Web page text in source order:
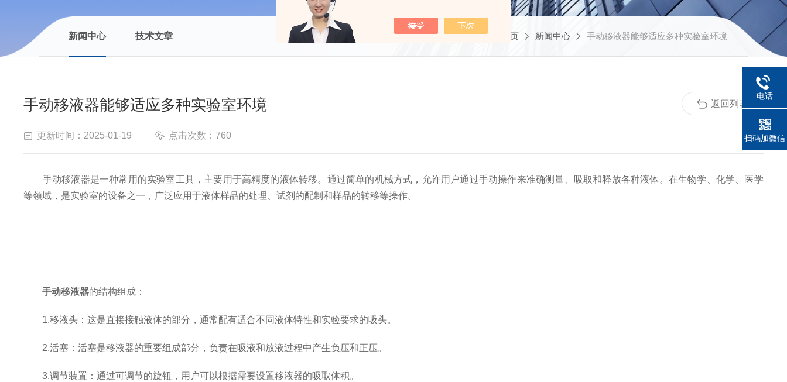
新闻中心 技术文章 当前位置： 首页 新闻中心 手动移液器能够适应多种实验室环境
手动移液器能够适应多种实验室环境
更新时间：2025-01-19 点击次数：760
手动移液器是一种常用的实验室工具，主要用于高精度的液体转移。通过简单的机械方式，允许用户通过手动操作来准确测量、吸取和释放各种液体。在生物学、化学、医学
等领域，是实验室的设备之一，广泛应用于液体样品的处理、试剂的配制和样品的转移等操作。
手动移液器的结构组成：
1.移液头：这是直接接触液体的部分，通常配有适合不同液体特性和实验要求的吸头。
2.活塞：活塞是移液器的重要组成部分，负责在吸液和放液过程中产生负压和正压。
3.调节装置：通过可调节的旋钮，用户可以根据需要设置移液器的吸取体积。
返回列表
电话
扫码加微信